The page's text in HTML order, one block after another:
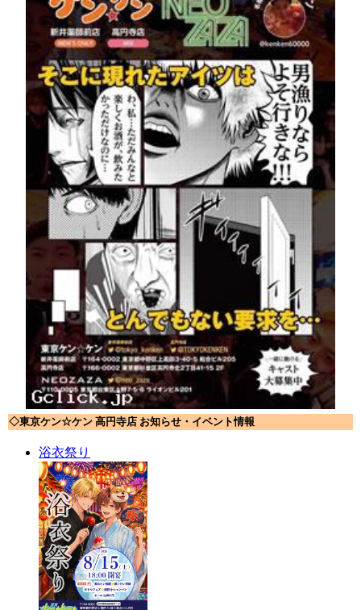
◇東京ケン☆ケン 高円寺店 お知らせ・イベント情報
浴衣祭り